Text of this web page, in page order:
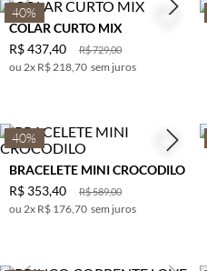
40%
COLAR CURTO MIX
R$729,00
R$437,40
2x R$ 218,70 sem juros
40%
BRACELETE MINI CROCODILO
R$589,00
R$ 353,40
2x R$ 176,70 sem juros